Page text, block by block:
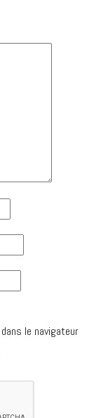
le navigateur